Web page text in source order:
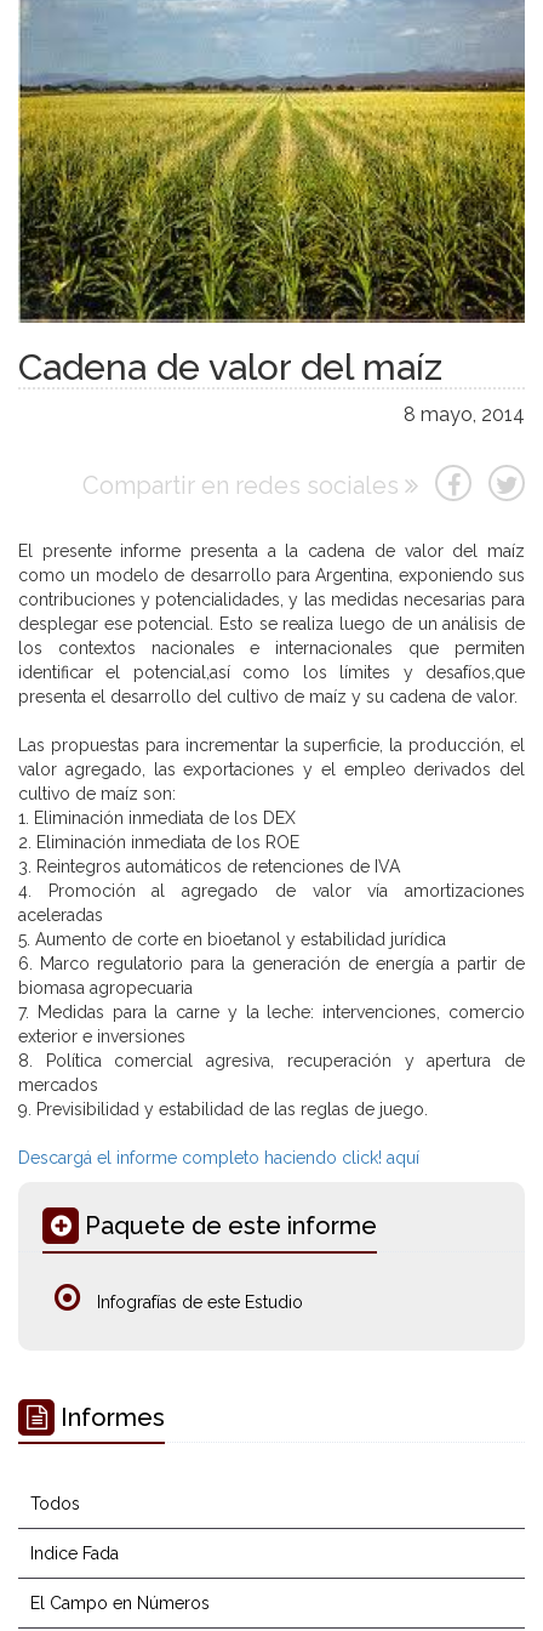
Cadena de valor del maíz
8 mayo, 2014
Compartir en redes sociales
El presente informe presenta a la cadena de valor del maíz
como un modelo de desarrollo para Argentina, exponiendo sus
contribuciones y potencialidades, y las medidas necesarias para
desplegar ese potencial. Esto se realiza luego de un análisis de
los contextos nacionales e internacionales que permiten
identificar el potencial,así como los límites y desafíos,que
presenta el desarrollo del cultivo de maíz y su cadena de valor.
Las propuestas para incrementar la superficie, la producción, el
valor agregado, las exportaciones y el empleo derivados del
cultivo de maíz son:
1. Eliminación inmediata de los DEX
2. Eliminación inmediata de los ROE
3. Reintegros automáticos de retenciones de IVA
4. Promoción al agregado de valor vía amortizaciones
aceleradas
5. Aumento de corte en bioetanol y estabilidad jurídica
6. Marco regulatorio para la generación de energía a partir de
biomasa agropecuaria
7. Medidas para la carne y la leche: intervenciones, comercio
exterior e inversiones
8. Política comercial agresiva, recuperación y apertura de
mercados
9. Previsibilidad y estabilidad de las reglas de juego.
Descargá el informe completo haciendo click! aquí
Paquete de este informe
Infografías de este Estudio
Informes
Todos
Indice Fada
El Campo en Números